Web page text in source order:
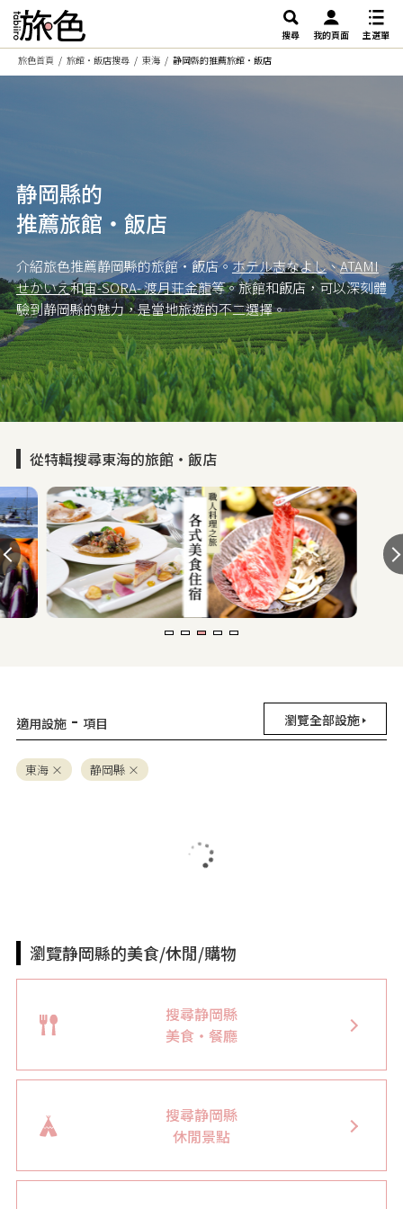
搜尋 我的頁面
主選單
旅色首頁
旅館・飯店搜尋 東海 静岡縣的推薦旅館・飯店
静岡縣的
推薦旅館・飯店
介紹旅色推薦静岡縣的旅館・飯店。ホテル志なよし、ATAMI
せかいえ和宙-SORA- 渡月荘金龍等。旅館和飯店，可以深刻體
驗到静岡縣的魅力，是當地旅遊的不二選擇。
從特輯搜尋東海的旅館・飯店
適用設施 - 項目 瀏覽全部設施
東海 静岡縣
瀏覽静岡縣的美食/休閒/購物
搜尋静岡縣
美食・餐廳
搜尋静岡縣
休閒景點